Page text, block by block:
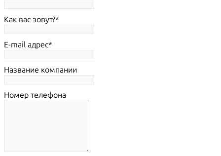
Как вас зовут?
E-mail адрес
Название компании
Номер телефона